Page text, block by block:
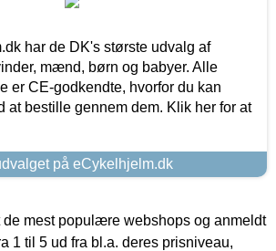
har de DK's største udvalg af
mænd, børn og babyer. Alle
er CE-godkendte, hvorfor du kan
at bestille gennem dem. Klik her for at
på eCykelhjelm.dk
mest populære webshops og anmeldt
1 til 5 ud fra bl.a. deres prisniveau,